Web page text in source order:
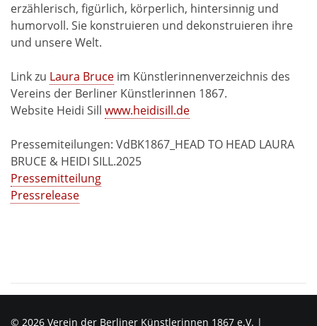
erzählerisch, figürlich, körperlich, hintersinnig und
humorvoll. Sie konstruieren und dekonstruieren ihre
und unsere Welt.
Link zu Laura Bruce im Künstlerinnenverzeichnis des
Vereins der Berliner Künstlerinnen 1867.
Website Heidi Sill www.heidisill.de
Pressemiteilungen: VdBK1867_HEAD TO HEAD LAURA
BRUCE & HEIDI SILL.2025
Pressemitteilung
Pressrelease
© 2026 Verein der Berliner Künstlerinnen 1867 e.V. |